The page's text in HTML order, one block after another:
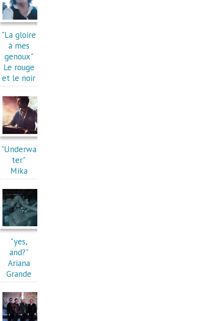
"La gloire
à mes
genoux"
Le rouge
et le noir
"Underwa
ter"
Mika
"yes,
and?"
Ariana
Grande